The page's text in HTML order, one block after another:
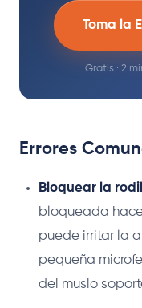
Toma la
Gratis · 2
Errores
Bloquear la
bloqueada
puede irritar la
pequeña
del muslo